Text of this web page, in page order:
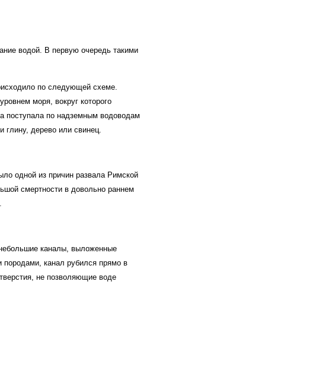
водой. В первую очередь такими
по следующей схеме.
моря, вокруг которого
поступала по надземным водоводам
глину, дерево или свинец.
одной из причин развала Римской
смертности в довольно раннем
каналы, выложенные
канал рубился прямо в
не позволяющие воде